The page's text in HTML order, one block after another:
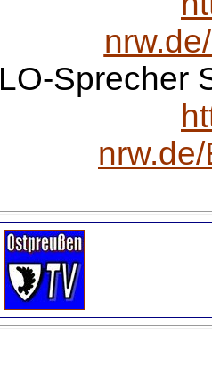
LO-Sprecher